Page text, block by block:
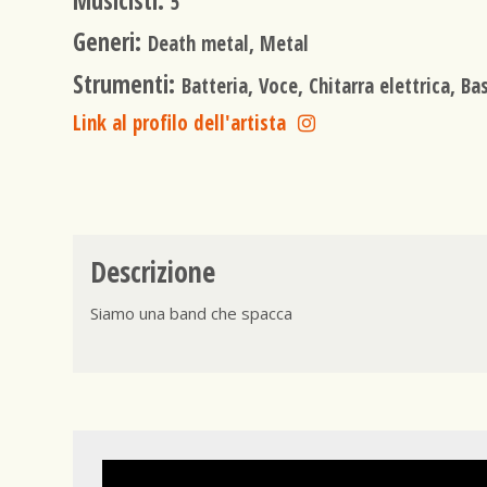
Generi: Death metal, Metal
Strumenti: Batteria, Voce, Chitarra elettrica,
Link al profilo dell'artista
Descrizione
Siamo una band che spacca